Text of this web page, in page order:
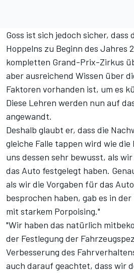
Goss ist sich jedoch sicher, dass
Hoppelns zu Beginn des Jahres
kompletten Grand-Prix-Zirkus
aber ausreichend Wissen über
Faktoren vorhanden ist, um es
Diese Lehren werden nun auf
angewandt.
Deshalb glaubt er, dass die
gleiche Falle tappen wird wie die
uns dessen sehr bewusst, als
das Auto festgelegt haben.
als wir die Vorgaben für das
besprochen haben, gab es in der
mit starkem Porpoising."
"Wir haben das natürlich
der Festlegung der
Verbesserung des
auch darauf geachtet, dass wir